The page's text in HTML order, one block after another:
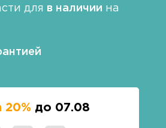
для в наличии на
20% до 07.08